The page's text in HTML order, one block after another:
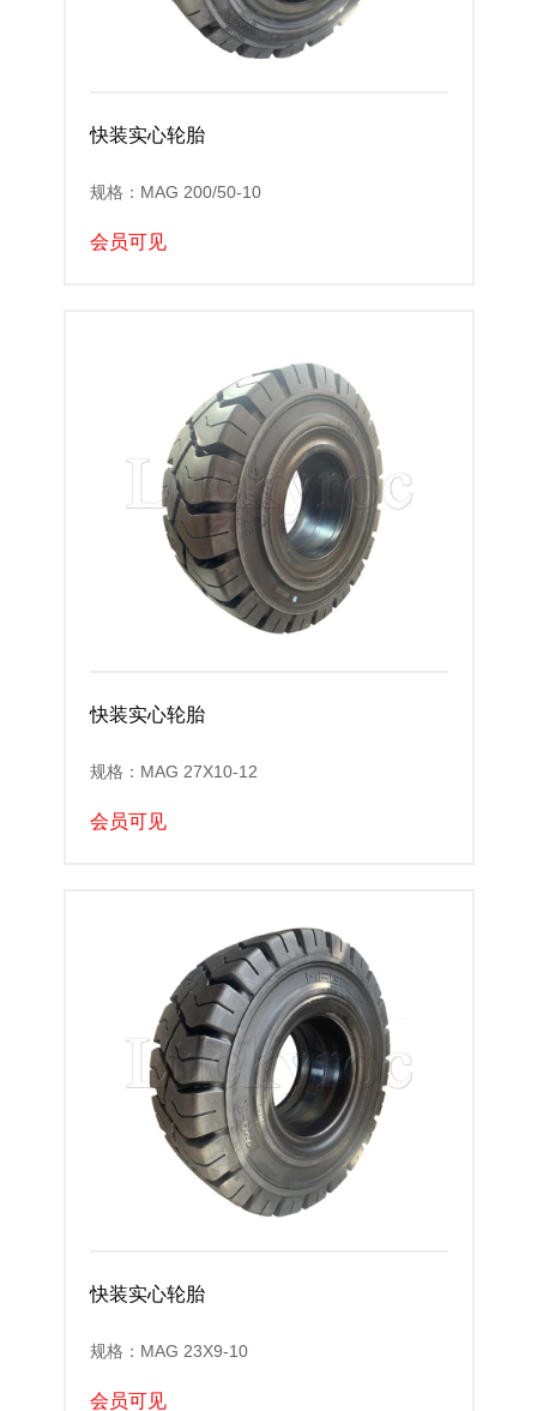
快装实心轮胎
规格：MAG 200/50-10
会员可见
快装实心轮胎
规格：MAG 27X10-12
会员可见
快装实心轮胎
规格：MAG 23X9-10
会员可见